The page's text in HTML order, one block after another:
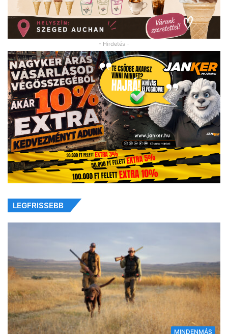
- Hirdetés -
LEGFRISSEBB
MINDENMÁS